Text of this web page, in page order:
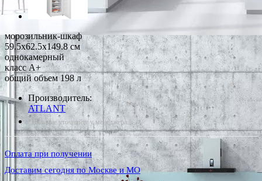
морозильник-шкаф
59.5x62.5x149.8 см
однокамерный
класс A+
общий объем 198 л
Производитель:
ATLANT
*Наличие уточняйте у менеджера
Оплата при получении
Доставим сегодня по Москве и МО